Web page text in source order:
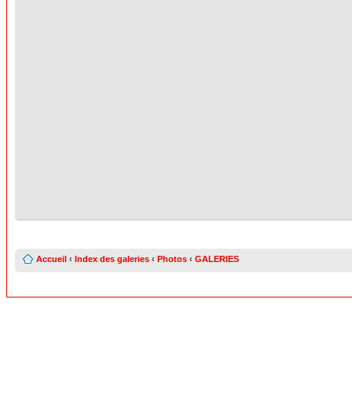
Accueil ‹ Index des galeries ‹ Photos ‹ GALERIES